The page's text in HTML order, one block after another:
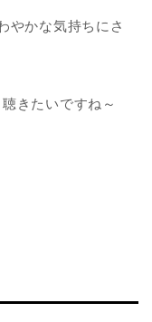
やかな気持ちにさ
きたいですね～